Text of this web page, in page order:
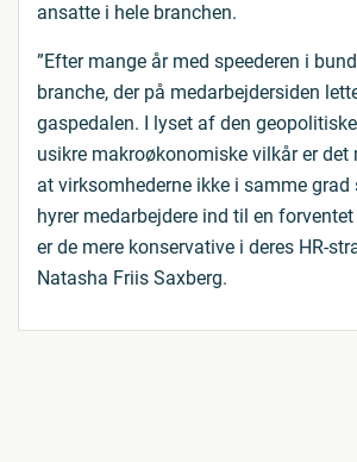
ansatte i hele branchen.
”Efter mange år med speederen i
branche, der på medarbejdersiden
gaspedalen. I lyset af den
usikre makroøkonomiske vilkår er det
at virksomhederne ikke i samme
hyrer medarbejdere ind til en
er de mere konservative i deres HR-
Natasha Friis Saxberg.